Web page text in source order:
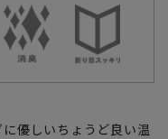
優しいちょうど良い温